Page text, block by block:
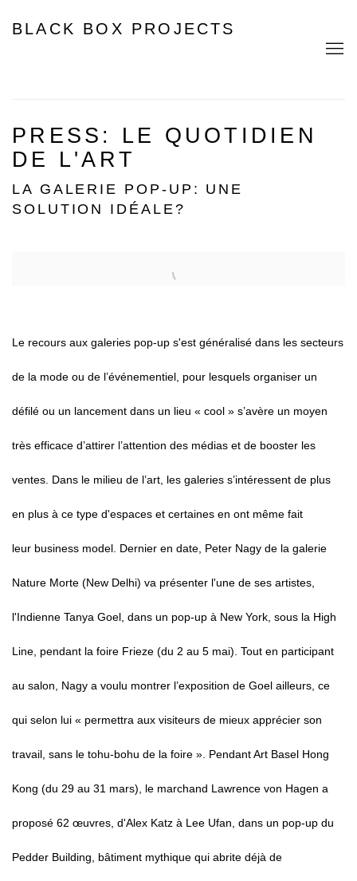
BLACK BOX PROJECTS
PRESS: LE QUOTIDIEN
DE L'ART
LA GALERIE POP-UP: UNE
SOLUTION IDÉALE?
Le recours aux galeries pop-up s'est généralisé dans les secteurs
de la mode ou de l’événementiel, pour lesquels organiser un
défilé ou un lancement dans un lieu « cool » s’avère un moyen
très efficace d’attirer l’attention des médias et de booster les
ventes. Dans le milieu de l’art, les galeries s’intéressent de plus
en plus à ce type d'espaces et certaines en ont même fait
leur business model. Dernier en date, Peter Nagy de la galerie
Nature Morte (New Delhi) va présenter l'une de ses artistes,
l'Indienne Tanya Goel, dans un pop-up à New York, sous la High
Line, pendant la foire Frieze (du 2 au 5 mai). Tout en participant
au salon, Nagy a voulu montrer l’exposition de Goel ailleurs, ce
qui selon lui « permettra aux visiteurs de mieux apprécier son
travail, sans le tohu-bohu de la foire ». Pendant Art Basel Hong
Kong (du 29 au 31 mars), le marchand Lawrence von Hagen a
proposé 62 œuvres, d'Alex Katz à Lee Ufan, dans un pop-up du
Pedder Building, bâtiment mythique qui abrite déjà de